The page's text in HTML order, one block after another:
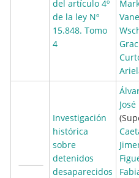
del artículo 4º
de la ley Nº
15.848. Tomo
4
Investigación
histórica
sobre
detenidos
desaparecidos